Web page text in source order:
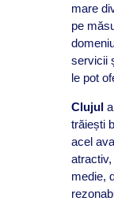
mare
pe
servicii
le pot
Clujula
trăiești
acel
medie,